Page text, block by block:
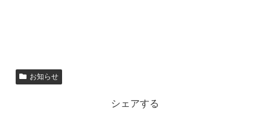
お知らせ
シェアする